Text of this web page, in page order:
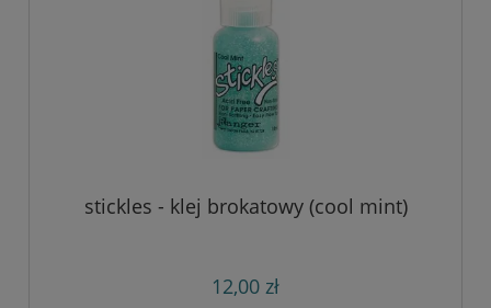
stickles - klej brokatowy (cool mint)
12,00 zł